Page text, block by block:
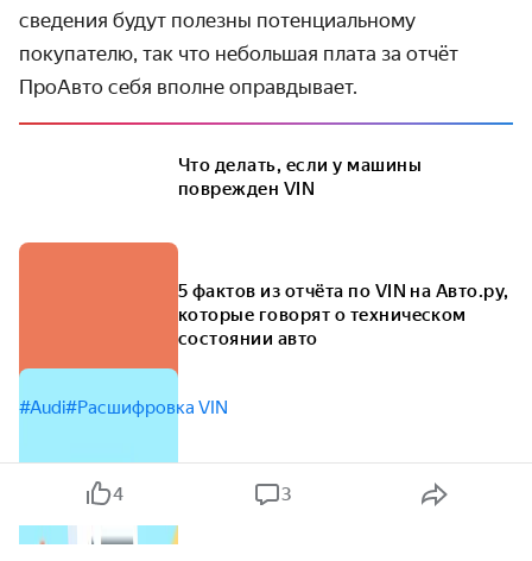
сведения будут полезны потенциальному
покупателю, так что небольшая плата за отчёт
ПроАвто себя вполне оправдывает.
Что делать, если у машины
поврежден VIN
5 фактов из отчёта по VIN на Авто.ру,
которые говорят о техническом
состоянии авто
#Audi#Расшифровка VIN
4 3